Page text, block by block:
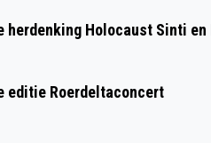
STARTER NU ÉCHT
herdenking Holocaust Sinti en
editie Roerdeltaconcert